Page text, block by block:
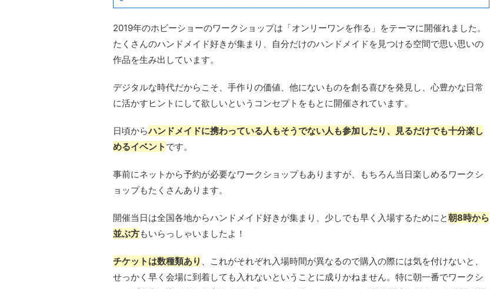
2019年のホビーショーのワークショップは「オンリーワンを作る」をテーマに開催れました。
たくさんのハンドメイド好きが集まり、自分だけのハンドメイドを見つける空間で思い思いの
作品を生み出しています。
デジタルな時代だからこそ、手作りの価値、他にないものを創る喜びを発見し、心豊かな日常
に活かすヒントにして欲しいというコンセプトをもとに開催されています。
日頃からハンドメイドに携わっている人もそうでない人も参加したり、見るだけでも十分楽し
めるイベント です。
事前にネットから予約が必要なワークショップもありますが、もちろん当日楽しめるワークシ
ョップもたくさんあります。
開催当日は全国各地からハンドメイド好きが集まり、少しでも早く入場するためにと朝8時から
並ぶ方もいらっしゃいましたよ！
チケットは数種類あり 、これがそれぞれ入場時間が異なるので購入の際には気を付けないと、
せっかく早く会場に到着しても入れないということに成りかねません。特に朝一番でワークシ